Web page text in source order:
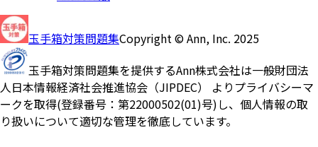
玉手箱対策問題集Copyright © Ann, Inc. 2025
玉手箱対策問題集を提供するAnn株式会社は一般財団法
人日本情報経済社会推進協会（JIPDEC） よりプライバシーマ
ークを取得(登録番号：第22000502(01)号)し、個人情報の取
り扱いについて適切な管理を徹底しています。